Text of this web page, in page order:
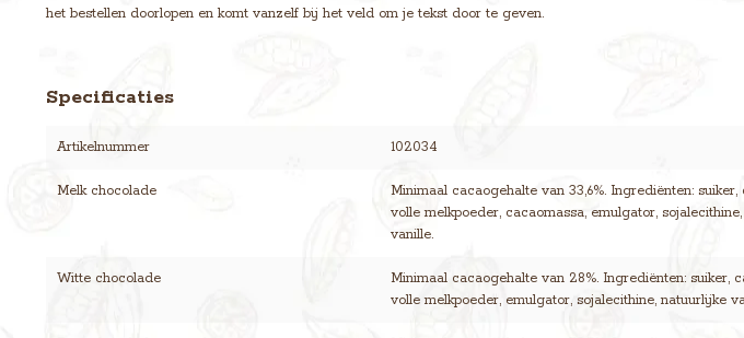
het bestellen doorlopen en komt vanzelf bij het veld om je tekst door te geven.
Specificaties
Artikelnummer 102034
Melk chocolade
Minimaal cacaogehalte van 33,6%. Ingrediënten: suiker,
volle melkpoeder, cacaomassa, emulgator,
vanille.
Witte chocolade
Minimaal cacaogehalte van 28%. Ingrediënten: suiker,
volle melkpoeder, emulgator, sojalecithine, natuurlijke